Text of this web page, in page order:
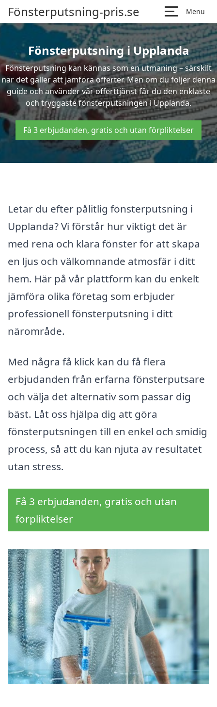
Fönsterputsning-pris.se Menu
Fönsterputsning i Upplanda
Fönsterputsning kan kännas som en utmaning – särskilt
när det gäller att jämföra offerter. Men om du följer denna
guide och använder vår offerttjänst får du den enklaste
och tryggaste fönsterputsningen i Upplanda.
Få 3 erbjudanden, gratis och utan förpliktelser
Letar du efter pålitlig fönsterputsning i
Upplanda? Vi förstår hur viktigt det är
med rena och klara fönster för att skapa
en ljus och välkomnande atmosfär i ditt
hem. Här på vår plattform kan du enkelt
jämföra olika företag som erbjuder
professionell fönsterputsning i ditt
närområde.
Med några få klick kan du få flera
erbjudanden från erfarna fönsterputsare
och välja det alternativ som passar dig
bäst. Låt oss hjälpa dig att göra
fönsterputsningen till en enkel och smidig
process, så att du kan njuta av resultatet
utan stress.
Få 3 erbjudanden, gratis och utan
förpliktelser